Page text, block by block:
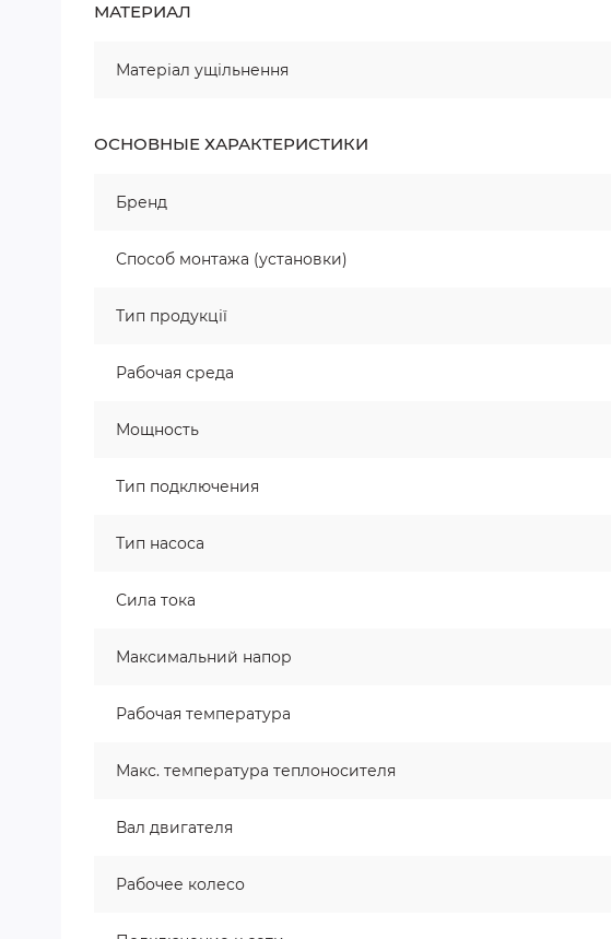
МАТЕРИАЛ
Матеріал ущільнення
ОСНОВНЫЕ ХАРАКТЕРИСТИКИ
Бренд
Способ монтажа (установки)
Тип продукції
Рабочая среда
Мощность
Тип подключения
Тип насоса
Сила тока
Максимальний напор
Рабочая температура
Макс. температура теплоносителя
Вал двигателя
Рабочее колесо